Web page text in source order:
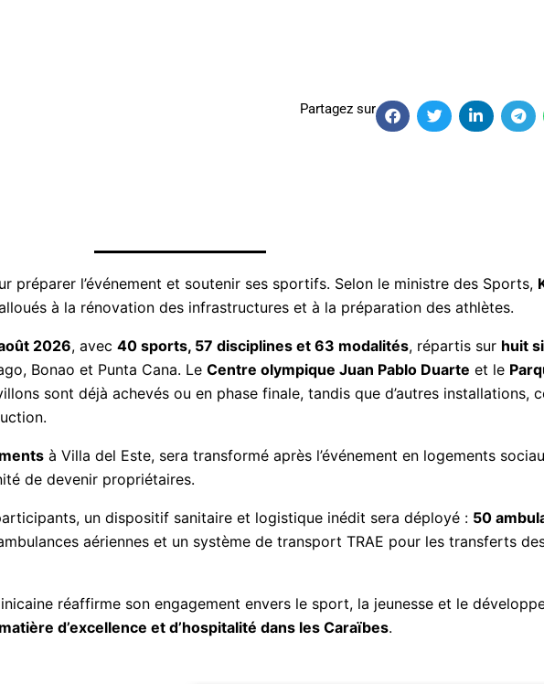
Partagez sur
préparer l’événement et soutenir ses sportifs. Selon le ministre des Sports,
à la rénovation des infrastructures et à la préparation des athlètes.
2026 , avec 40 sports, 57 disciplines et 63 modalités , répartis sur huit
Bonao et Punta Cana. Le Centre olympique Juan Pablo Duarte et le
sont déjà achevés ou en phase finale, tandis que d’autres installations,
à Villa del Este, sera transformé après l’événement en logements
de devenir propriétaires.
un dispositif sanitaire et logistique inédit sera déployé : 50
aériennes et un système de transport TRAE pour les transferts
réaffirme son engagement envers le sport, la jeunesse et le
d’excellence et d’hospitalité dans les Caraïbes